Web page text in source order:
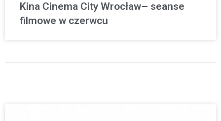
Kina Cinema City Wrocław– seanse
filmowe w czerwcu